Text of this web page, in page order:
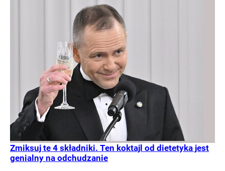
Zmiksuj te 4 składniki. Ten koktajl od dietetyka jest
genialny na odchudzanie